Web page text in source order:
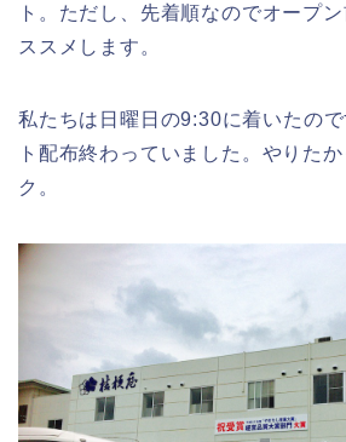
ト。ただし、先着順なのでオープ
ススメします。
私たちは日曜日の9:30に着いたの
ト配布終わっていました。やりた
ク。